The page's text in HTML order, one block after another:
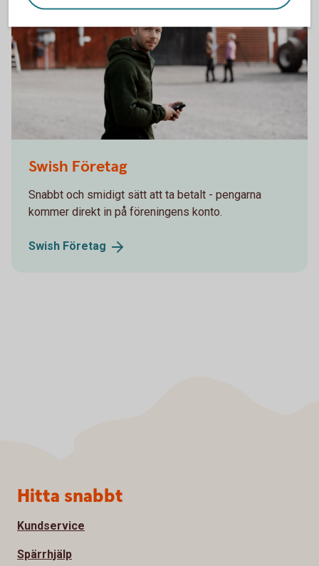
Swish Företag
Snabbt och smidigt sätt att ta betalt - pengarna
kommer direkt in på föreningens konto.
Swish Företag
Sidfot
Hitta snabbt
Kundservice
Spärrhjälp